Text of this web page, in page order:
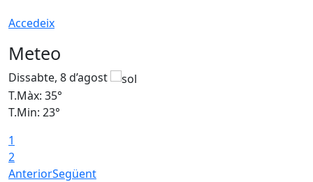
Accedeix
Meteo
Dissabte, 8 d’agost
T.Màx: 35°
T.Min: 23°
1
2
AnteriorSegüent